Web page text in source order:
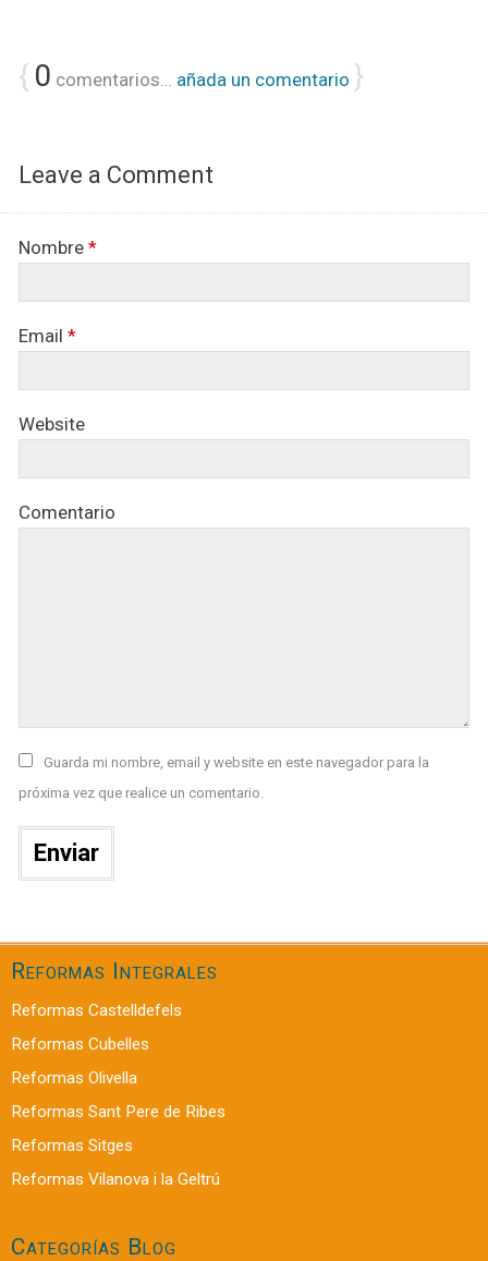
{ 0 comentarios… añada un comentario }
Leave a Comment
Nombre *
Email *
Website
Comentario
Guarda mi nombre, email y website en este navegador para la
próxima vez que realice un comentario.
Reformas Integrales
Reformas Castelldefels
Reformas Cubelles
Reformas Olivella
Reformas Sant Pere de Ribes
Reformas Sitges
Reformas Vilanova i la Geltrú
Categorías Blog